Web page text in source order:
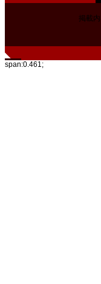
掲載
span:0.461;